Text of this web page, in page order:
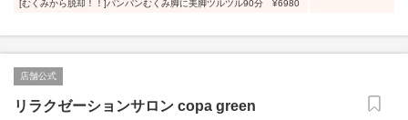
[むくみから脱却！！]パンパンむくみ脚に美脚ツルツル90分 ¥6980
店舗公式
リラクゼーションサロン copa green